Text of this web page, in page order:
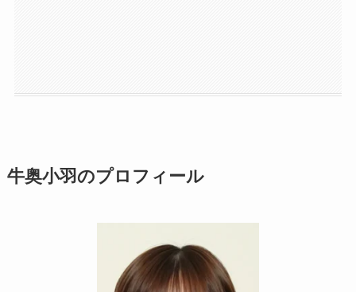
牛奥小羽のプロフィール